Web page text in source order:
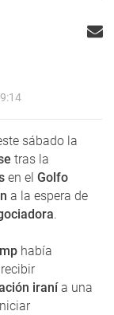
sábado la
tras la
en el Golfo
a la espera de
.
había
iranía una